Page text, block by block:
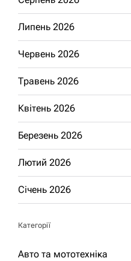
Липень 2026
Червень 2026
Травень 2026
Квітень 2026
Березень 2026
Лютий 2026
Січень 2026
Категорії
Авто та мототехніка